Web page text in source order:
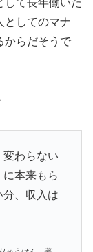
としてのマナ
からだそうで
わらない
本来もら
分、収入は